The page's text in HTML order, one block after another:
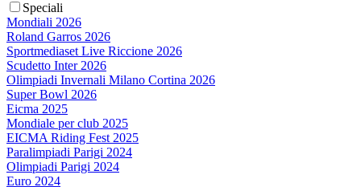
Speciali
Mondiali 2026
Roland Garros 2026
Sportmediaset Live Riccione 2026
Scudetto Inter 2026
Olimpiadi Invernali Milano Cortina 2026
Super Bowl 2026
Eicma 2025
Mondiale per club 2025
EICMA Riding Fest 2025
Paralimpiadi Parigi 2024
Olimpiadi Parigi 2024
Euro 2024